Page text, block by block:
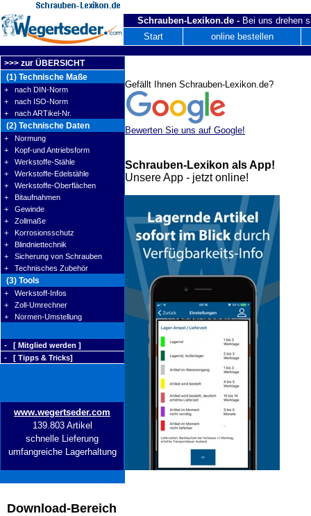
Schrauben-Lexikon.de - Bei uns drehen
Start
online bestellen
>>> zur ÜBERSICHT
(1) Technische Maße
+ nach DIN-Norm
+ nach ISO-Norm
+ nach ARTikel-Nr.
(2) Technische Daten
+ Normung
+ Kopf-und Antriebsform
+ Werkstoffe-Stähle
+ Werkstoffe-Edelstähle
+ Werkstoffe-Oberflächen
+ Bitaufnahmen
+ Gewinde
+ Zollmaße
+ Korrosionsschutz
+ Blindniettechnik
+ Sicherung von Schrauben
+ Technisches Zubehör
(3) Tools
+ Werkstoff-Infos
+ Zoll-Umrechner
+ Normen-Umstellung
- [ Mitglied werden ]
- [ Tipps & Tricks]
www.wegertseder.com
139.803 Artikel
schnelle Lieferung
umfangreiche Lagerhaltung
Download-Bereich
Gefällt Ihnen Schrauben-Lexikon.de?
Bewerten Sie uns auf Google!
Schrauben-Lexikon als App!
Unsere App - jetzt online!